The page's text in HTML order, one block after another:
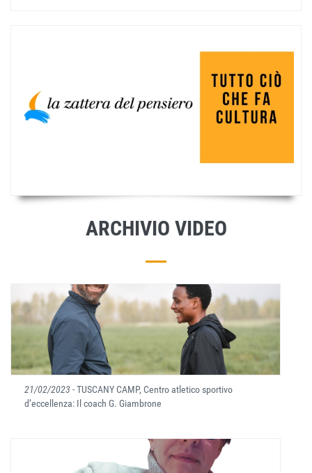
ARCHIVIO VIDEO
21/02/2023- TUSCANY CAMP, Centro atletico sportivo
d’eccellenza: Il coach G. Giambrone